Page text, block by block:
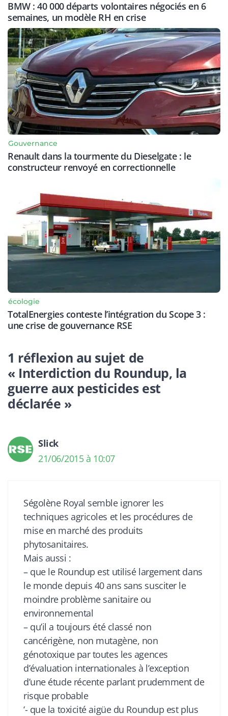
BMW : 40 000 départs volontaires négociés en 6
semaines, un modèle RH en crise
Gouvernance
Renault dans la tourmente du Dieselgate : le
constructeur renvoyé en correctionnelle
écologie
TotalEnergies conteste l’intégration du Scope 3 :
une crise de gouvernance RSE
1 réflexion au sujet de
« Interdiction du Roundup, la
guerre aux pesticides est
déclarée »
Slick
21/06/2015 à 10:07
Ségolène Royal semble ignorer les
techniques agricoles et les procédures de
mise en marché des produits
phytosanitaires.
Mais aussi :
– que le Roundup est utilisé largement dans
le monde depuis 40 ans sans susciter le
moindre problème sanitaire ou
environnemental
– qu’il a toujours été classé non
cancérigène, non mutagène, non
génotoxique par toutes les agences
d’évaluation internationales à l’exception
d’une étude récente parlant prudemment de
risque probable
‘- que la toxicité aigüe du Roundup est plus